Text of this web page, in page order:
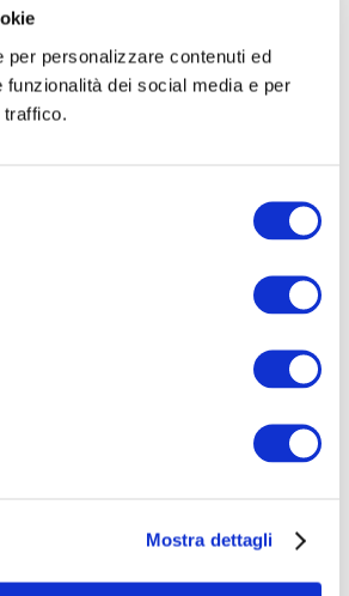
per personalizzare contenuti ed
funzionalità dei social media e per
Mostra dettagli
Luogo: Manchester Quando:
Stand: n.4 Vai al sito...
ASIA –
21-23 Ottobre 2022